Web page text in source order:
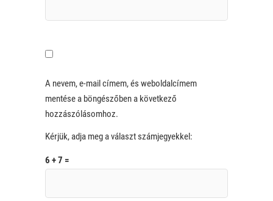
A nevem, e-mail címem, és weboldalcímem
mentése a böngészőben a következő
hozzászólásomhoz.
Kérjük, adja meg a választ számjegyekkel:
6 + 7 =